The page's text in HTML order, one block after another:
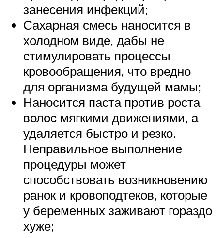
занесения инфекций;
Сахарная смесь наносится в
холодном виде, дабы не
стимулировать процессы
кровообращения, что вредно
для организма будущей мамы;
Наносится паста против роста
волос мягкими движениями, а
удаляется быстро и резко.
Неправильное выполнение
процедуры может
способствовать возникновению
ранок и кровоподтеков, которые
у беременных заживают гораздо
хуже;